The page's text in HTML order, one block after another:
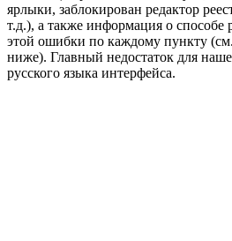
ярлыки, заблокирован редактор
т.д.), а также информация о способе
этой ошибки по каждому пункту
ниже). Главный недостаток для
русского языка интерфейса.